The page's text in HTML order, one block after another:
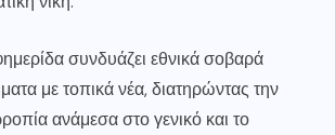
συνδυάζει εθνικά σοβαρά
με τοπικά νέα, διατηρώντας την
ανάμεσα στο γενικό και το